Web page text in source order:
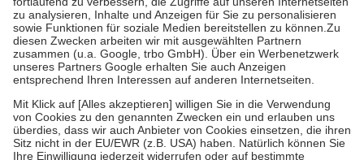
höchstens zehn Euro.Es sind jedoch nie mehr als die
tatsächlichen Kosten der Leistung zu entrichten.
Diese Regeln gelten grundsätzlich auch für Online-Apotheken.
Bei Heilmitteln und häuslicher Krankenpflege beträgt die
Zuzahlung zehn Prozent der Kosten sowie zehn Euro je
Um das Engagement der Versicherten für ihre eigene Gesundheit
zu stärken und die besondere Stellung der Familie zu unterstützen,
fallenkeine Zuzahlungenan bei: